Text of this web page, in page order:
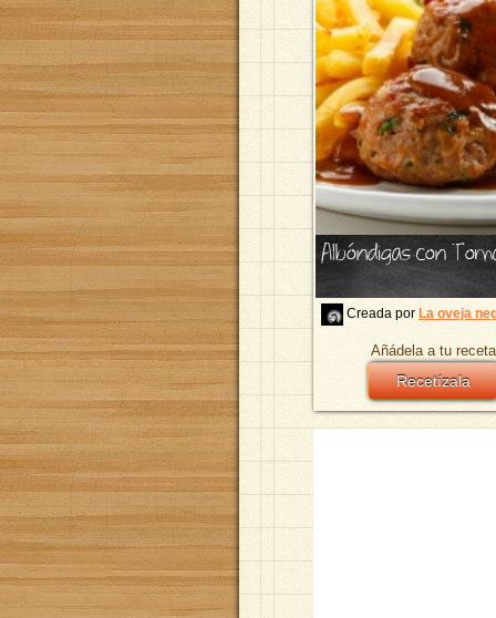
Albóndigas con
Creada por La oveja
Añádela a tu
Recetízala